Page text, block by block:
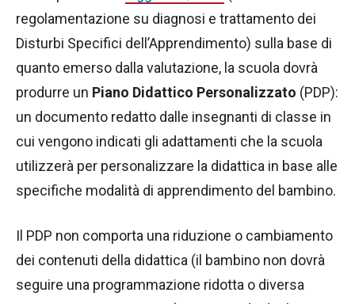
regolamentazione su diagnosi e trattamento dei
Disturbi Specifici dell’Apprendimento) sulla base di
quanto emerso dalla valutazione, la scuola dovrà
produrre un Piano Didattico Personalizzato (PDP):
un documento redatto dalle insegnanti di classe in
cui vengono indicati gli adattamenti che la scuola
utilizzerà per personalizzare la didattica in base alle
specifiche modalità di apprendimento del bambino.
Il PDP non comporta una riduzione o cambiamento
dei contenuti della didattica (il bambino non dovrà
seguire una programmazione ridotta o diversa